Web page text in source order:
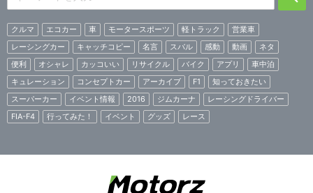
クルマ エコカー 車 モータースポーツ 軽トラック
営業車
レーシングカー
キャッチコピー 名言 スバル 感動 動画
ネタ
便利
オシャレ カッコいい リサイクル バイク アプリ
車中泊
キュレーション
コンセプトカー アーカイブ F1
知っておきたい
スーパーカー
イベント情報 2016 ジムカーナ
レーシングドライバー
FIA-F4
行ってみた！ イベント グッズ レース